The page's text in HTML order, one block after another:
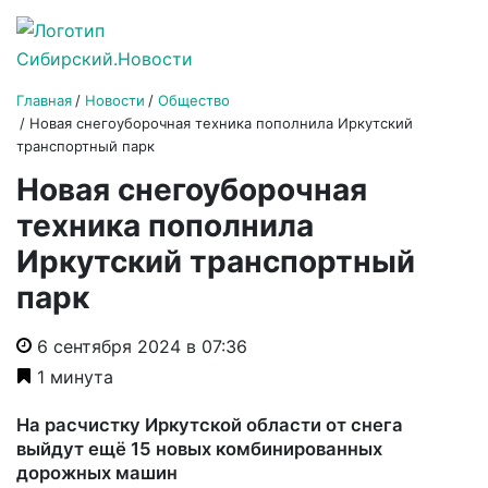
Главная Новости
Общество
Новая снегоуборочная техника пополнила Иркутский
транспортный парк
Новая снегоуборочная
техника пополнила
Иркутский транспортный
парк
6 сентября 2024 в 07:36
1 минута
На расчистку Иркутской области от снега
выйдут ещё 15 новых комбинированных
дорожных машин